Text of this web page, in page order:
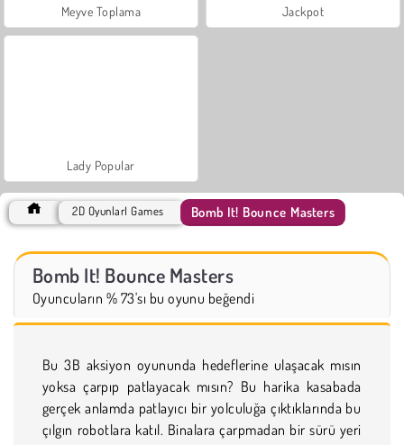
Meyve Toplama Jackpot
Lady Popular
2D OyunlarI Games Bomb It! Bounce Masters
Bomb It! Bounce Masters
Oyuncuların % 73'sı bu oyunu beğendi
Bu 3B aksiyon oyununda hedeflerine ulaşacak mısın
yoksa çarpıp patlayacak mısın? Bu harika kasabada
gerçek anlamda patlayıcı bir yolculuğa çıktıklarında bu
çılgın robotlara katıl. Binalara çarpmadan bir sürü yeri